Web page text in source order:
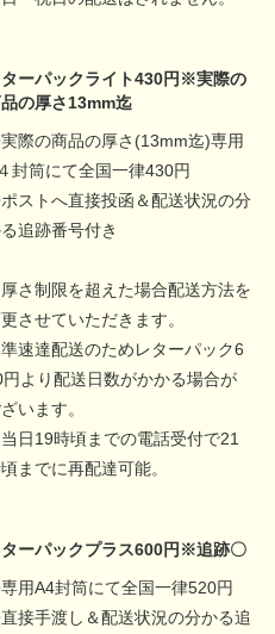
ターパックライト430円※実際の
の厚さ13mm迄
際の商品の厚さ(13mm迄)専用
封筒にて全国一律430円
ストへ直接投函＆配送状況の分
追跡番号付き
さ制限を超えた場合配送方法を
させていただきます。
速達配送のためレターパック6
より配送日数がかかる場合が
います。
日19時頃までの電話受付で21
までに再配達可能。
ターパックプラス600円※追跡〇
用A4封筒にて全国一律520円
接手渡し＆配送状況の分かる追